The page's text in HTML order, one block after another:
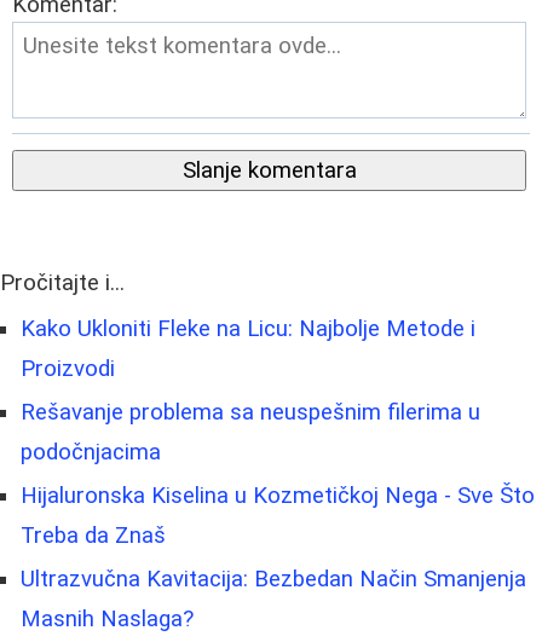
Komentar:
Slanje komentara
Pročitajte i...
Kako Ukloniti Fleke na Licu: Najbolje Metode i
Proizvodi
Rešavanje problema sa neuspešnim filerima u
podočnjacima
Hijaluronska Kiselina u Kozmetičkoj Nega - Sve Što
Treba da Znaš
Ultrazvučna Kavitacija: Bezbedan Način Smanjenja
Masnih Naslaga?